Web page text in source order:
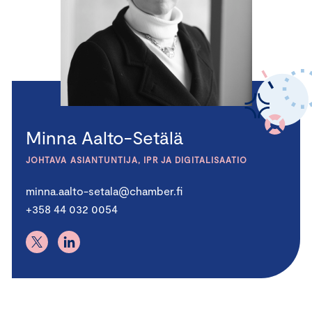
Minna Aalto-Setälä
JOHTAVA ASIANTUNTIJA, IPR JA DIGITALISAATIO
minna.aalto-setala@chamber.fi
+358 44 032 0054